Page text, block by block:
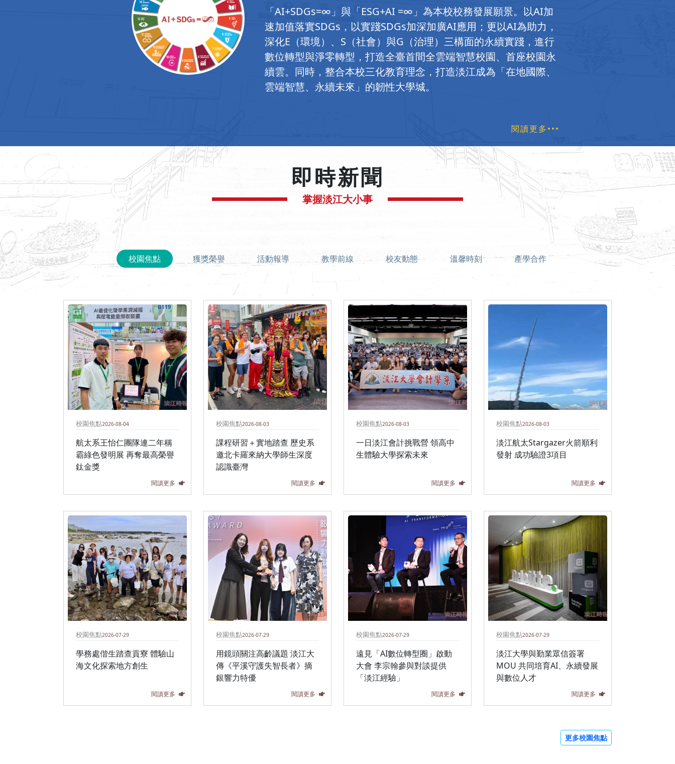
「AI+SDGs=∞」與「ESG+AI =∞」為本校校務發展願景。以AI加
速加值落實SDGs，以實踐SDGs加深加廣AI應用；更以AI為助力，
深化E（環境）、S（社會）與G（治理）三構面的永續實踐，進行
數位轉型與淨零轉型，打造全臺首間全雲端智慧校園、首座校園永
續雲。同時，整合本校三化教育理念，打造淡江成為「在地國際、
雲端智慧、永續未來」的韌性大學城。
閱讀更多•••
即時新聞
掌握淡江大小事
校園焦點 獲獎榮譽 活動報導 教學前線 校友動態 溫馨時刻 產學合作
校園焦點2026-08-04
航太系王怡仁團隊連二年稱
霸綠色發明展 再奪最高榮譽
鈦金獎
閱讀更多
校園焦點2026-08-03
課程研習＋實地踏查 歷史系
邀北卡羅來納大學師生深度
認識臺灣
閱讀更多
校園焦點2026-08-03
一日淡江會計挑戰營 領高中
生體驗大學探索未來
閱讀更多
校園焦點2026-08-03
淡江航太Stargazer火箭順利
發射 成功驗證3項目
閱讀更多
校園焦點2026-07-29
學務處偕生踏查貢寮 體驗山
海文化探索地方創生
閱讀更多
校園焦點2026-07-29
用鏡頭關注高齡議題 淡江大
傳《平溪守護失智長者》摘
銀響力特優
閱讀更多
校園焦點2026-07-29
遠見「AI數位轉型圈」啟動
大會 李宗翰參與對談提供
「淡江經驗」
閱讀更多
校園焦點2026-07-29
淡江大學與勤業眾信簽署
MOU 共同培育AI、永續發展
與數位人才
閱讀更多
更多校園焦點